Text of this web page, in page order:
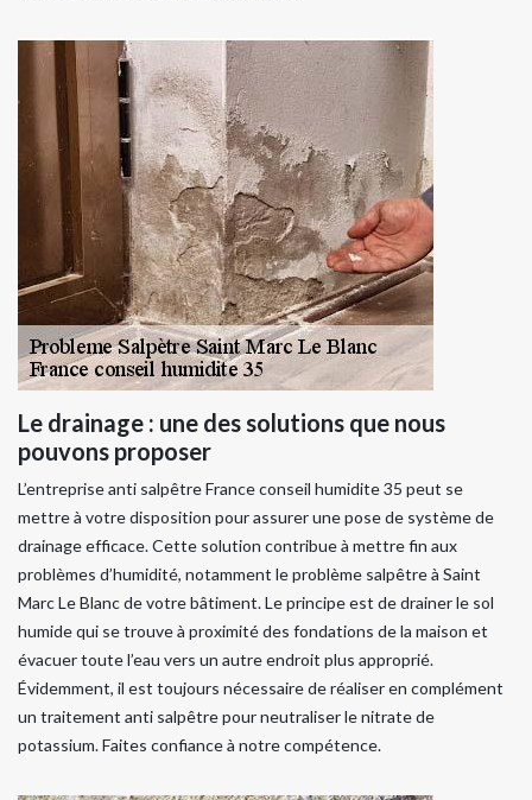
Le drainage : une des solutions que nous
pouvons proposer
L’entreprise anti salpêtre France conseil humidite 35 peut se
mettre à votre disposition pour assurer une pose de système de
drainage efficace. Cette solution contribue à mettre fin aux
problèmes d’humidité, notamment le problème salpêtre à Saint
Marc Le Blanc de votre bâtiment. Le principe est de drainer le sol
humide qui se trouve à proximité des fondations de la maison et
évacuer toute l’eau vers un autre endroit plus approprié.
Évidemment, il est toujours nécessaire de réaliser en complément
un traitement anti salpêtre pour neutraliser le nitrate de
potassium. Faites confiance à notre compétence.